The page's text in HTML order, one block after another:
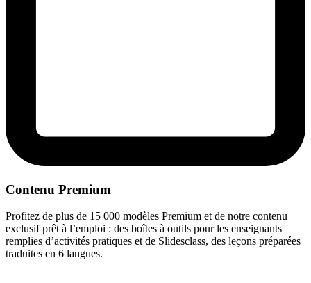
Contenu Premium
Profitez de plus de 15 000 modèles Premium et de notre contenu
exclusif prêt à l’emploi : des boîtes à outils pour les enseignants
remplies d’activités pratiques et de Slidesclass, des leçons préparées
traduites en 6 langues.